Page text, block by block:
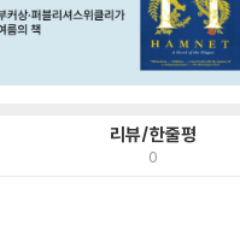
리뷰/한줄평
0